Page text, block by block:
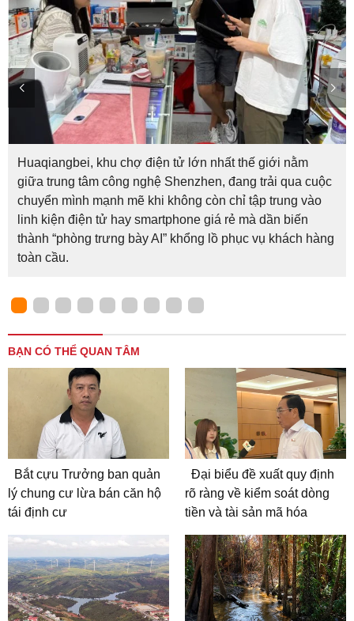
Huaqiangbei, khu chợ điện tử lớn nhất thế giới nằm
giữa trung tâm công nghệ Shenzhen, đang trải qua cuộc
chuyển mình mạnh mẽ khi không còn chỉ tập trung vào
linh kiện điện tử hay smartphone giá rẻ mà dần biến
thành “phòng trưng bày AI” khổng lồ phục vụ khách hàng
toàn cầu.
BẠN CÓ THỂ QUAN TÂM
Bắt cựu Trưởng ban quản
lý chung cư lừa bán căn hộ
tái định cư
Đại biểu đề xuất quy định
rõ ràng về kiểm soát dòng
tiền và tài sản mã hóa